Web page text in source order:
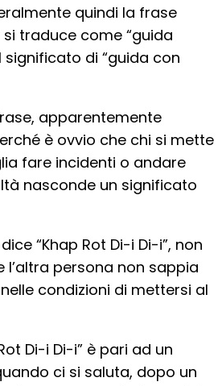
quindi la frase
si traduce come “guida
significato di “guida con
apparentemente
è ovvio che chi si mette
fare incidenti o andare
nasconde un significato
“Khap Rot Di-i Di-i”, non
l’altra persona non sappia
condizioni di mettersi al
Di-i Di-i” è pari ad un
ci si saluta, dopo un